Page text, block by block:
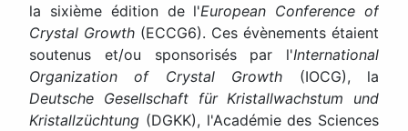
la sixième édition de l'European Conference of
Crystal Growth (ECCG6). Ces évènements étaient
soutenus et/ou sponsorisés par l'International
Organization of Crystal Growth (IOCG), la
Deutsche Gesellschaft für Kristallwachstum und
Kristallzüchtung (DGKK), l'Académie des Sciences